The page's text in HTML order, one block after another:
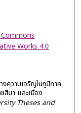
Works 4.0
ความเจริญในภูมิภาค
สีมา และเมือง
Theses and